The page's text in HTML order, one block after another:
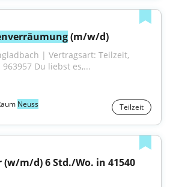
(m/w/d)
| Vertragsart: Teilzeit,
Du liebst es,...
Neuss Teilzeit
m/d) 6 Std./Wo. in 41540